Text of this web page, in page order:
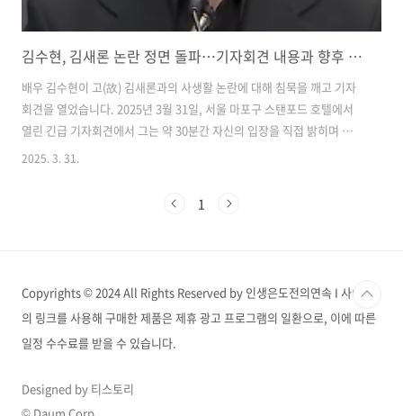
김수현, 김새론 논란 정면 돌파…기자회견 내용과 향후 이미지 회복은?
배우 김수현이 고(故) 김새론과의 사생활 논란에 대해 침묵을 깨고 기자
회견을 열었습니다. 2025년 3월 31일, 서울 마포구 스탠포드 호텔에서
열린 긴급 기자회견에서 그는 약 30분간 자신의 입장을 직접 밝히며 미성
년자 교제 의혹을 정면 반박하고, 김새론 유족 및 유튜브 채널 ‘가세연’
사과가 아닌, 법적·윤리적 진실 공방의 본격적인 시작을 알리는 신호탄
2025. 3. 31.
1
Copyrights © 2024 All Rights Reserved by 인생은도전의연속 I 사이트
의 링크를 사용해 구매한 제품은 제휴 광고 프로그램의 일환으로, 이에 따른
일정 수수료를 받을 수 있습니다.
Designed by 티스토리